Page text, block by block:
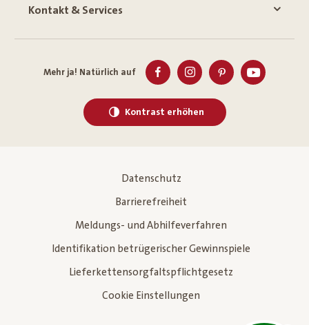
Kontakt & Services
Mehr ja! Natürlich auf
Kontrast erhöhen
Datenschutz
Barrierefreiheit
Meldungs- und Abhilfeverfahren
Identifikation betrügerischer Gewinnspiele
Lieferkettensorgfaltspflichtgesetz
Cookie Einstellungen